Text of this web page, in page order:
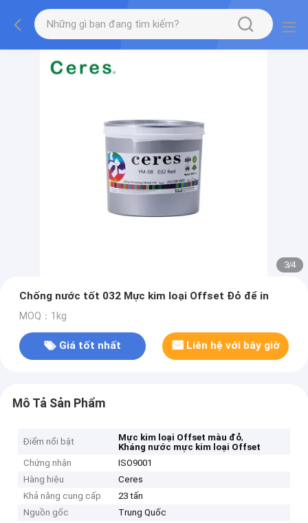
3/4
Chống nước tốt 032 Mực kim loại Offset Đỏ để in
MOQ：1kg
Giá tốt nhất Liên hệ với bây giờ
Mô Tả Sản Phẩm
Điểm nổi bật Mực kim loại Offset màu đỏ,
Kháng nước mực kim loại Offset
Chứng nhận
ISO9001
Hàng hiệu
Ceres
Khả năng cung cấp
23 tấn
Nguồn gốc
Trung Quốc